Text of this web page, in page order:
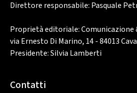
Direttore responsabile: Pasquale
Proprietà editoriale:
via Ernesto Di Marino, 14 - 84013
Presidente: Silvia Lamberti
Contatti